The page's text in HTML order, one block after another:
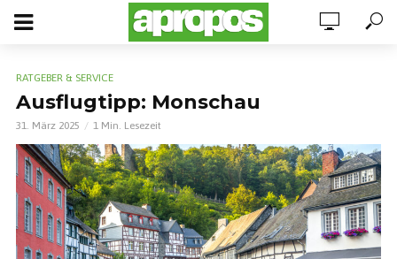
RATGEBER & SERVICE
Ausflugtipp: Monschau
31. März 2025 1 Min. Lesezeit